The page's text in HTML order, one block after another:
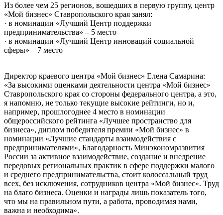
Из более чем 25 регионов, вошедших в первую группу, центр
«Мой бизнес» Ставропольского края занял:
· в номинации «Лучший Центр поддержки
предпринимательства» – 5 место
· в номинации «Лучший Центр инноваций социальной
сферы» – 7 место
Директор краевого центра «Мой бизнес» Елена Самарина:
«За высокими оценками деятельности центра «Мой бизнес»
Ставропольского края со стороны федерального центра, а это,
я напомню, не только текущие высокие рейтинги, но и,
например, прошлогоднее 4 место в номинации
общероссийского рейтинга «Лучшее пространство для
бизнеса», диплом победителя премии «Мой бизнес» в
номинации «Лучшие стандарты взаимодействия с
предпринимателями», Благодарность Минэкономразвития
России за активное взаимодействие, создание и внедрение
передовых региональных практик в сфере поддержки малого
и среднего предпринимательства, стоит колоссальный труд
всех, без исключения, сотрудников центра «Мой бизнес». Труд
на благо бизнеса. Оценки и награды лишь показатель того,
что мы на правильном пути, а работа, проводимая нами,
важна и необходима».